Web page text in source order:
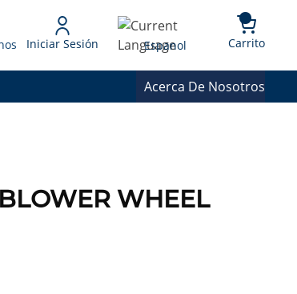
Iniciar Sesión Language
Espanol Carrito{0}
Acerca De Nosotros
WHEEL